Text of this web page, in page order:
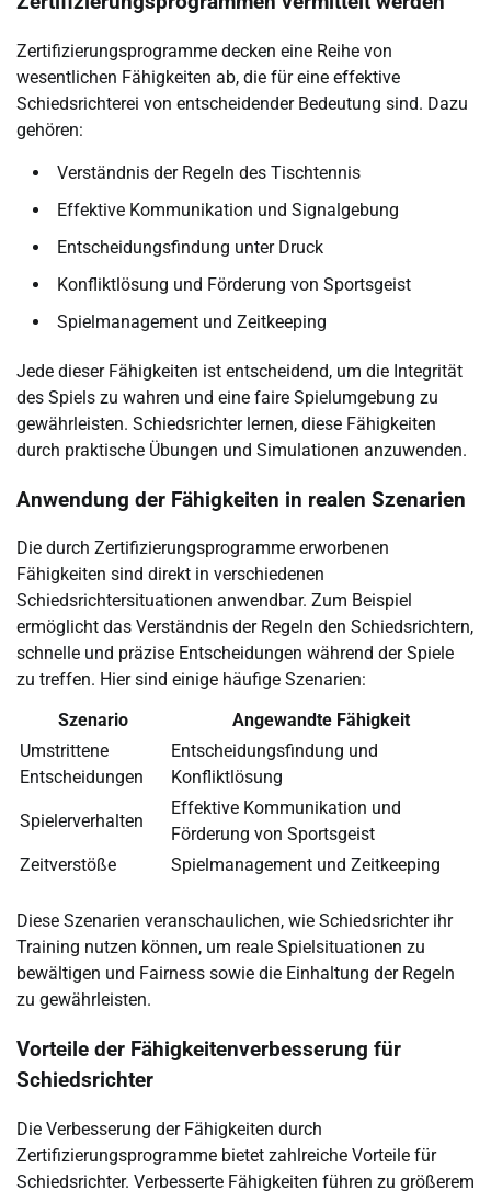
Zertifizierungsprogramme decken eine Reihe von
wesentlichen Fähigkeiten ab, die für eine effektive
Schiedsrichterei von entscheidender Bedeutung sind. Dazu
gehören:
Verständnis der Regeln des Tischtennis
Effektive Kommunikation und Signalgebung
Entscheidungsfindung unter Druck
Konfliktlösung und Förderung von Sportsgeist
Spielmanagement und Zeitkeeping
Jede dieser Fähigkeiten ist entscheidend, um die Integrität
des Spiels zu wahren und eine faire Spielumgebung zu
gewährleisten. Schiedsrichter lernen, diese Fähigkeiten
durch praktische Übungen und Simulationen anzuwenden.
Anwendung der Fähigkeiten in realen Szenarien
Die durch Zertifizierungsprogramme erworbenen
Fähigkeiten sind direkt in verschiedenen
Schiedsrichtersituationen anwendbar. Zum Beispiel
ermöglicht das Verständnis der Regeln den Schiedsrichtern,
schnelle und präzise Entscheidungen während der Spiele
zu treffen. Hier sind einige häufige Szenarien:
Szenario
Angewandte Fähigkeit
Umstrittene
Entscheidungen
Entscheidungsfindung und
Konfliktlösung
Spielerverhalten
Effektive Kommunikation und
Förderung von Sportsgeist
Zeitverstöße
Spielmanagement und Zeitkeeping
Diese Szenarien veranschaulichen, wie Schiedsrichter ihr
Training nutzen können, um reale Spielsituationen zu
bewältigen und Fairness sowie die Einhaltung der Regeln
zu gewährleisten.
Vorteile der Fähigkeitenverbesserung für
Schiedsrichter
Die Verbesserung der Fähigkeiten durch
Zertifizierungsprogramme bietet zahlreiche Vorteile für
Schiedsrichter. Verbesserte Fähigkeiten führen zu größerem